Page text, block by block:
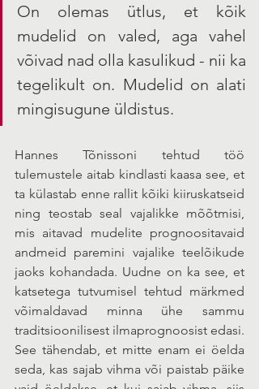
On olemas ütlus, et kõik
mudelid on valed, aga vahel
võivad nad olla kasulikud - nii ka
tegelikult on. Mudelid on alati
mingisugune üldistus.
Hannes Tõnissoni tehtud töö
tulemustele aitab kindlasti kaasa see, et
ta külastab enne rallit kõiki kiiruskatseid
ning teostab seal vajalikke mõõtmisi,
mis aitavad mudelite prognoositavaid
andmeid paremini vajalike teelõikude
jaoks kohandada. Uudne on ka see, et
katsetega tutvumisel tehtud märkmed
võimaldavad minna ühe sammu
traditsioonilisest ilmaprognoosist edasi.
See tähendab, et mitte enam ei öelda
seda, kas sajab vihma või paistab päike